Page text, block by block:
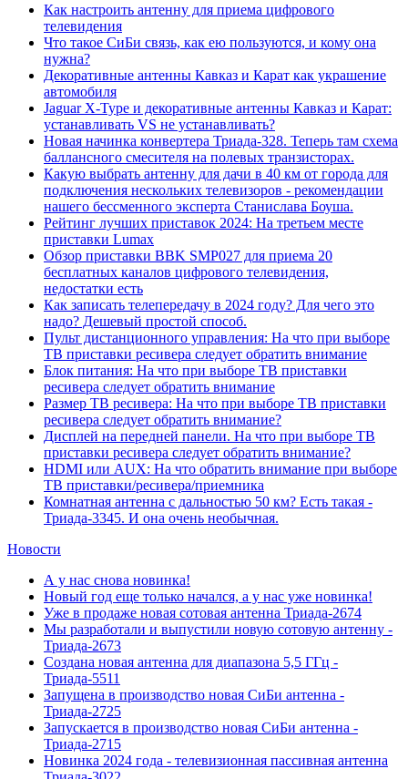
Как настроить антенну для приема цифрового
телевидения
Что такое СиБи связь, как ею пользуются, и кому она
нужна?
Декоративные антенны Кавказ и Карат как украшение
автомобиля
Jaguar X-Type и декоративные антенны Кавказ и Карат:
устанавливать VS не устанавливать?
Новая начинка конвертера Триада-328. Теперь там схема
баллансного смесителя на полевых транзисторах.
Какую выбрать антенну для дачи в 40 км от города для
подключения нескольких телевизоров - рекомендации
нашего бессменного эксперта Станислава Боуша.
Рейтинг лучших приставок 2024: На третьем месте
приставки Lumax
Обзор приставки BBK SMP027 для приема 20
бесплатных каналов цифрового телевидения,
недостатки есть
Как записать телепередачу в 2024 году? Для чего это
надо? Дешевый простой способ.
Пульт дистанционного управления: На что при выборе
ТВ приставки ресивера следует обратить внимание
Блок питания: На что при выборе ТВ приставки
ресивера следует обратить внимание
Размер ТВ ресивера: На что при выборе ТВ приставки
ресивера следует обратить внимание?
Дисплей на передней панели. На что при выборе ТВ
приставки ресивера следует обратить внимание?
HDMI или AUX: На что обратить внимание при выборе
ТВ приставки/ресивера/приемника
Комнатная антенна с дальностью 50 км? Есть такая -
Триада-3345. И она очень необычная.
Новости
А у нас снова новинка!
Новый год еще только начался, а у нас уже новинка!
Уже в продаже новая сотовая антенна Триада-2674
Мы разработали и выпустили новую сотовую антенну -
Триада-2673
Создана новая антенна для диапазона 5,5 ГГц -
Триада-5511
Запущена в производство новая СиБи антенна -
Триада-2725
Запускается в производство новая СиБи антенна -
Триада-2715
Новинка 2024 года - телевизионная пассивная антенна